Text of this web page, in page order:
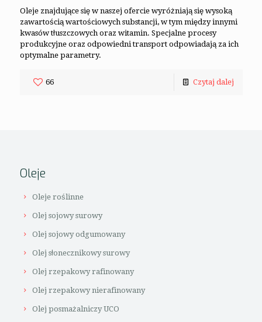
Oleje znajdujące się w naszej ofercie wyróżniają się wysoką
zawartością wartościowych substancji, w tym między innymi
kwasów tłuszczowych oraz witamin. Specjalne procesy
produkcyjne oraz odpowiedni transport odpowiadają za ich
optymalne parametry.
66 Czytaj dalej
Oleje
Oleje roślinne
Olej sojowy surowy
Olej sojowy odgumowany
Olej słonecznikowy surowy
Olej rzepakowy rafinowany
Olej rzepakowy nierafinowany
Olej posmażalniczy UCO